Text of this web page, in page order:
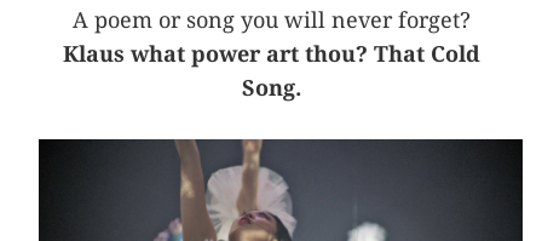
A poem or song you will never forget?
Klaus what power art thou? That Cold
Song.